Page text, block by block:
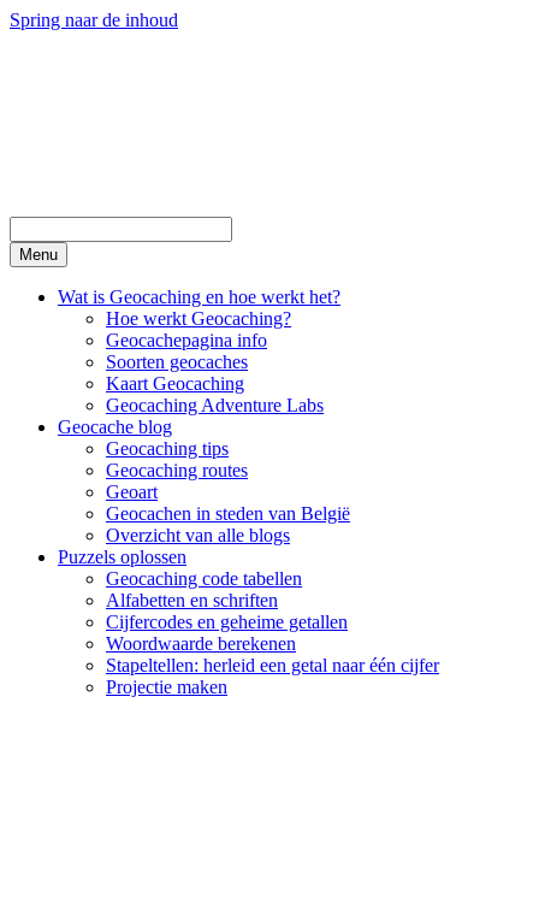
Spring naar de inhoud
Menu
Wat is Geocaching en hoe werkt het?
Hoe werkt Geocaching?
Geocachepagina info
Soorten geocaches
Kaart Geocaching
Geocaching Adventure Labs
Geocache blog
Geocaching tips
Geocaching routes
Geoart
Geocachen in steden van België
Overzicht van alle blogs
Puzzels oplossen
Geocaching code tabellen
Alfabetten en schriften
Cijfercodes en geheime getallen
Woordwaarde berekenen
Stapeltellen: herleid een getal naar één cijfer
Projectie maken